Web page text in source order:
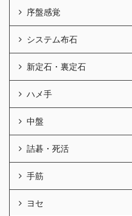
序盤感覚
システム布石
新定石・裏定石
ハメ手
中盤
詰碁・死活
手筋
ヨセ